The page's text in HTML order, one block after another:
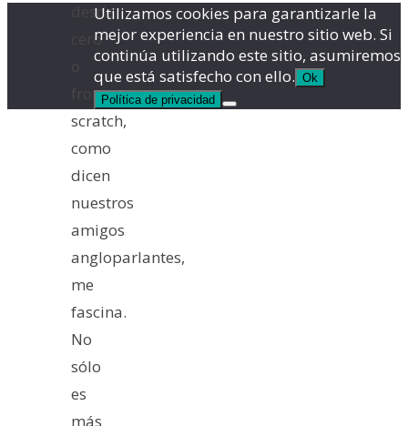
desde
cero
from
scratch,
como
dicen
nuestros
amigos
angloparlantes,
me
fascina.
No
sólo
es
más
Utilizamos cookies para garantizarle la
mejor experiencia en nuestro sitio web. Si
continúa utilizando este sitio, asumiremos
que está satisfecho con ello. Ok
Política de privacidad